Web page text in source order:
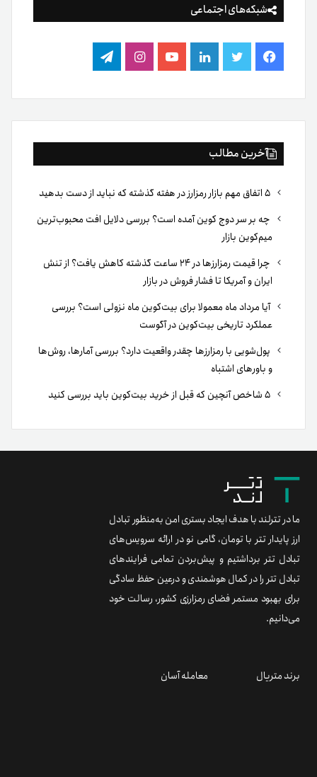
شبکه‌های اجتماعی
فیس
بوک
توییتر لینکدینیوتیوباینستاگرام
تلگرام
آخرین مطالب
چه بر سر دوج کوین آمده است؟ بررسی دلایل افت محبوب‌ترین
میم‌کوین بازار
چرا قیمت رمزارزها در ۲۴ ساعت گذشته کاهش یافت؟ از تنش
ایران و آمریکا تا فشار فروش در بازار
آیا مرداد ماه معمولا برای بیت‌کوین ماه نزولی است؟ بررسی
عملکرد تاریخی بیت‌کوین در آگوست
پول‌شویی با رمزارزها چقدر واقعیت دارد؟ بررسی آمارها، روش‌ها
و باورهای اشتباه
ما در تترلند با هدف ایجاد بستری امن به‌منظور تبادل
ارز پایدار تتر با تومان، گامی نو در ارائه سرویس‌های
تبادل تتر برداشتیم و پیش‌بردن تمامی فرایندهای
تبادل تتر را در کمال هوشمندی و درعین حفظ سادگی
برای بهبود مستمر فضای رمزارزی کشور، رسالت خود
می‌دانیم.
برند متریال معامله آسان